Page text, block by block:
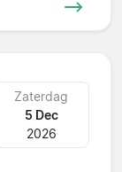
Zaterdag
5 Dec
2026